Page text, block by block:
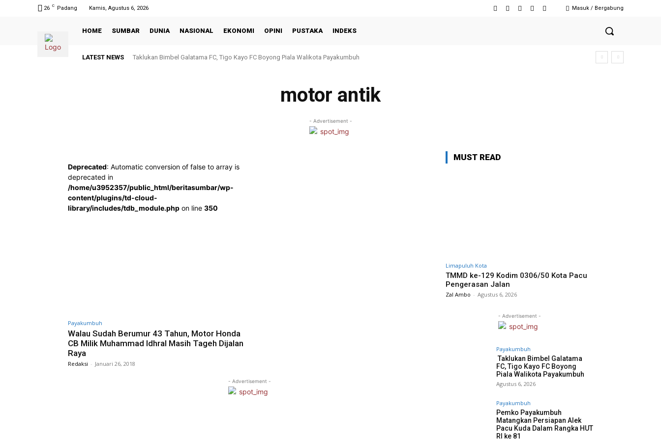
26 C Padang Kamis, Agustus 6, 2026 Masuk / Bergabung
HOME SUMBAR DUNIA NASIONAL EKONOMI OPINI PUSTAKA INDEKS
LATEST NEWS Taklukan Bimbel Galatama FC, Tigo Kayo FC Boyong Piala Walikota Payakumbuh
motor antik
- Advertisement -
Deprecated: Automatic conversion of false to array is
deprecated in
/home/u3952357/public_html/beritasumbar/wp-
content/plugins/td-cloud-
library/includes/tdb_module.php on line 350
Payakumbuh
Walau Sudah Berumur 43 Tahun, Motor Honda
CB Milik Muhammad Idhral Masih Tageh Dijalan
Raya
Redaksi - Januari 26, 2018
- Advertisement -
MUST READ
Limapuluh Kota
TMMD ke-129 Kodim 0306/50 Kota Pacu
Pengerasan Jalan
Zal Ambo - Agustus 6, 2026
- Advertisement -
Payakumbuh
Taklukan Bimbel Galatama
FC, Tigo Kayo FC Boyong
Piala Walikota Payakumbuh
Agustus 6, 2026
Payakumbuh
Pemko Payakumbuh
Matangkan Persiapan Alek
Pacu Kuda Dalam Rangka HUT
RI ke 81